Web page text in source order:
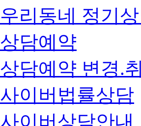
우리동네 정기
상담예약
상담예약 변경.
사이버법률상담
사이버상담안내